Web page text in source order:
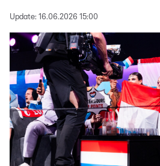
Update: 16.06.2026 15:00